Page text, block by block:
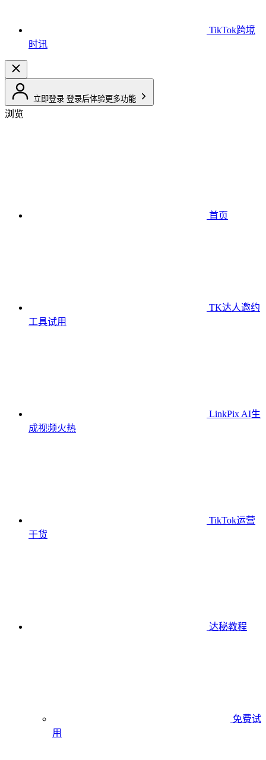
TikTok跨境
时讯
立即登录 登录后体验更多功能
浏览
首页
TK达人邀约
工具试用
LinkPix AI生
成视频火热
TikTok运营
干货
达秘教程
免费试
用